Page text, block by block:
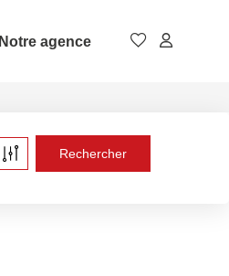
Notre agence